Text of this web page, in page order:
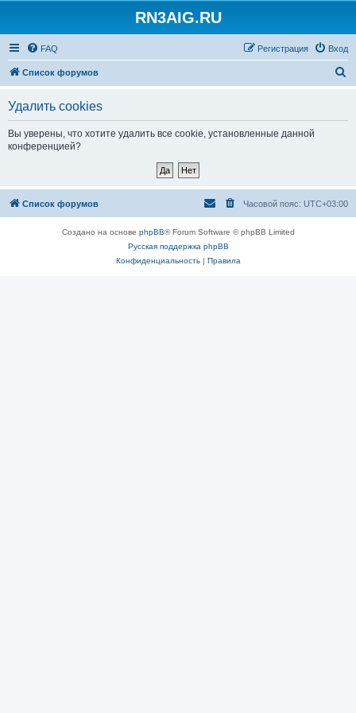
RN3AIG.RU
FAQ Вход
Регистрация
Список форумов
Удалить cookies
Вы уверены, что хотите удалить все cookie, установленные данной
конференцией?
Список форумов Часовой пояс: UTC+03:00
Создано на основе phpBB® Forum Software © phpBB Limited
Русская поддержка phpBB
Конфиденциальность| Правила